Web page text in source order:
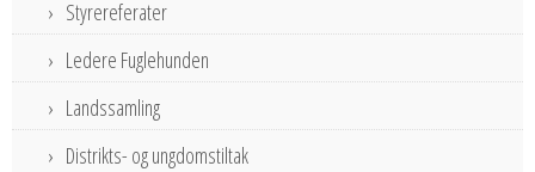
Styrereferater
Ledere Fuglehunden
Landssamling
Distrikts- og ungdomstiltak